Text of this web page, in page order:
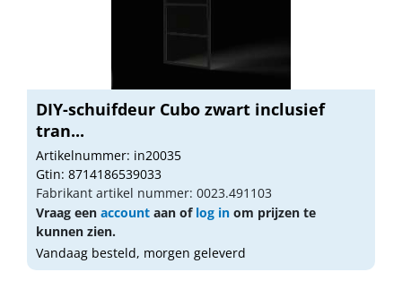
DIY-schuifdeur Cubo zwart inclusief
tran...
Artikelnummer: in20035
Gtin: 8714186539033
Fabrikant artikel nummer: 0023.491103
Vraag een account aan of log in om prijzen te
kunnen zien.
Vandaag besteld, morgen geleverd